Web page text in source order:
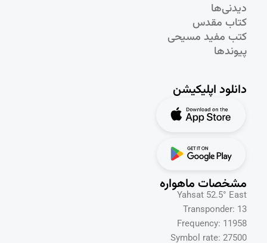
دیدنی‌ها
کتاب مقدس
کتب مفید مسیحی
پیوندها
دانلود اپلیکیشن
مشخصات ماهواره
Yahsat 52.5° East
Transponder: 13
Frequency: 11958
Symbol rate: 27500